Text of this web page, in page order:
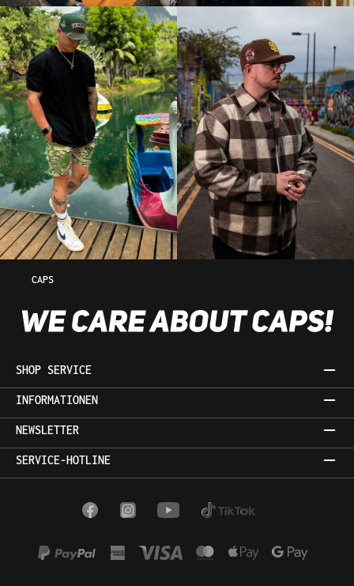
CAPS
SHOP SERVICE
INFORMATIONEN
NEWSLETTER
SERVICE-HOTLINE